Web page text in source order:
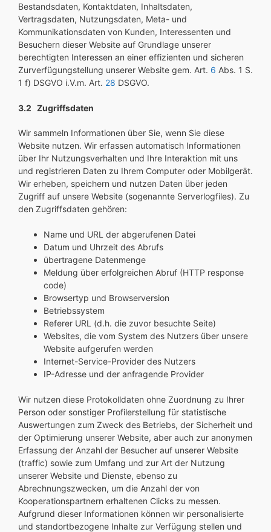
Bestandsdaten, Kontaktdaten, Inhaltsdaten,
Vertragsdaten, Nutzungsdaten, Meta- und
Kommunikationsdaten von Kunden, Interessenten und
Besuchern dieser Website auf Grundlage unserer
berechtigten Interessen an einer effizienten und sicheren
Zurverfügungstellung unserer Website gem. Art. 6 Abs. 1 S.
1 f) DSGVO i.V.m. Art. 28 DSGVO.
3.2 Zugriffsdaten
Wir sammeln Informationen über Sie, wenn Sie diese
Website nutzen. Wir erfassen automatisch Informationen
über Ihr Nutzungsverhalten und Ihre Interaktion mit uns
und registrieren Daten zu Ihrem Computer oder Mobilgerät.
Wir erheben, speichern und nutzen Daten über jeden
Zugriff auf unsere Website (sogenannte Serverlogfiles). Zu
den Zugriffsdaten gehören:
Name und URL der abgerufenen Datei
Datum und Uhrzeit des Abrufs
übertragene Datenmenge
Meldung über erfolgreichen Abruf (HTTP response
code)
Browsertyp und Browserversion
Betriebssystem
Referer URL (d.h. die zuvor besuchte Seite)
Websites, die vom System des Nutzers über unsere
Website aufgerufen werden
Internet-Service-Provider des Nutzers
IP-Adresse und der anfragende Provider
Wir nutzen diese Protokolldaten ohne Zuordnung zu Ihrer
Person oder sonstiger Profilerstellung für statistische
Auswertungen zum Zweck des Betriebs, der Sicherheit und
der Optimierung unserer Website, aber auch zur anonymen
Erfassung der Anzahl der Besucher auf unserer Website
(traffic) sowie zum Umfang und zur Art der Nutzung
unserer Website und Dienste, ebenso zu
Abrechnungszwecken, um die Anzahl der von
Kooperationspartnern erhaltenen Clicks zu messen.
Aufgrund dieser Informationen können wir personalisierte
und standortbezogene Inhalte zur Verfügung stellen und